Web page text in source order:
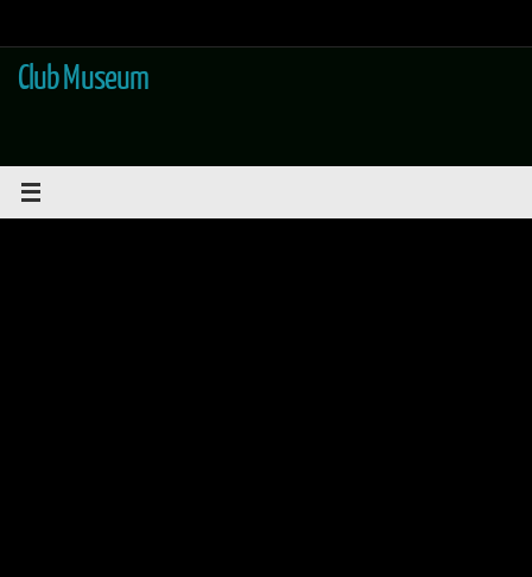
contenido
Club Museum